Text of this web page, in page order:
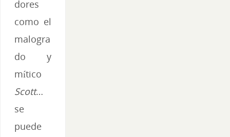
dores
como el
malogra
do y
mítico
Scott…
se
puede